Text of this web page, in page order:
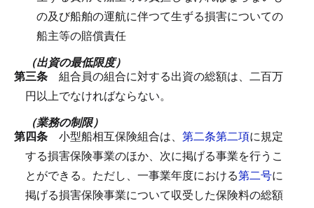
の及び船舶の運航に伴つて生ずる損害についての
船主等の賠償責任
（出資の最低限度）
第三条 組合員の組合に対する出資の総額は、二百万
円以上でなければならない。
（業務の制限）
第四条 小型船相互保険組合は、 第二条第二項に規定
する損害保険事業のほか、次に掲げる事業を行うこ
とができる。 ただし、一事業年度における第二号に
掲げる損害保険事業について収受した保険料の総額